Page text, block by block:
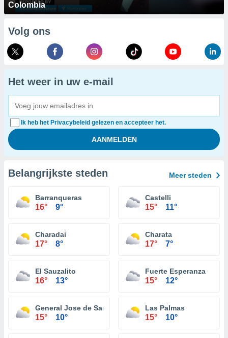
Colombia
Volg ons
Het weer in uw e-mail
Ik heb het Privacybeleid gelezen en accepteer het.
Belangrijkste steden Meer steden
Barranqueras
16° 9°
Castelli
15° 11°
Charadai
17° 8°
Charata
17° 7°
El Sauzalito
16° 13°
Fuerte Esperanza
15° 12°
General Jose de San Martin
15° 10°
Las Palmas
15° 10°